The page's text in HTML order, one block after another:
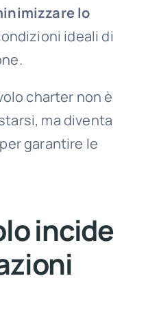
lo
ideali di
charter non è
ma diventa
garantire le
incide